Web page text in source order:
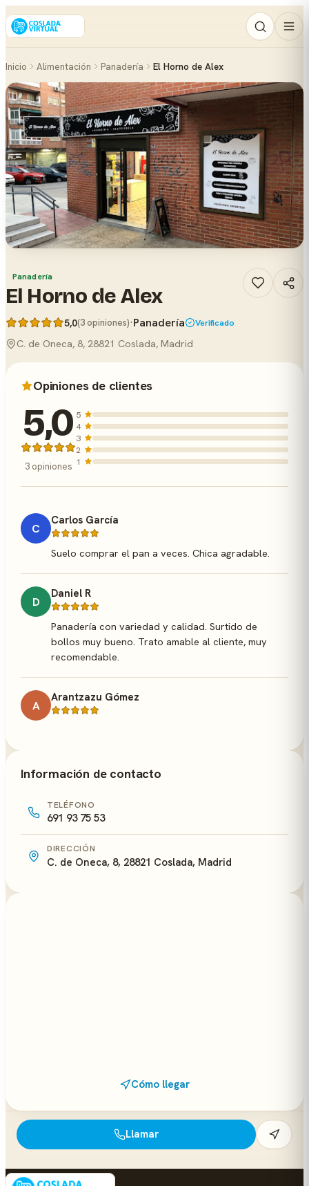
Inicio Alimentación Panadería El Horno de Alex
Panadería
El Horno de Alex
5,0(3 opiniones)·Panadería Verificado
C. de Oneca, 8, 28821 Coslada, Madrid
Opiniones de clientes
5,0
3 opiniones
5
4
3
2
1
C
Carlos García
Suelo comprar el pan a veces. Chica agradable.
D
Daniel R
Panadería con variedad y calidad. Surtido de
bollos muy bueno. Trato amable al cliente, muy
recomendable.
A
Arantzazu Gómez
Información de contacto
TELÉFONO
691 93 75 53
DIRECCIÓN
C. de Oneca, 8, 28821 Coslada, Madrid
Cómo llegar
Llamar